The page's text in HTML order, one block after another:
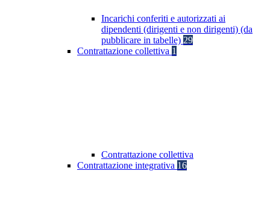
Incarichi conferiti e autorizzati ai
dipendenti (dirigenti e non dirigenti) (da
pubblicare in tabelle) 29
Contrattazione collettiva 1
Contrattazione collettiva
Contrattazione integrativa 16